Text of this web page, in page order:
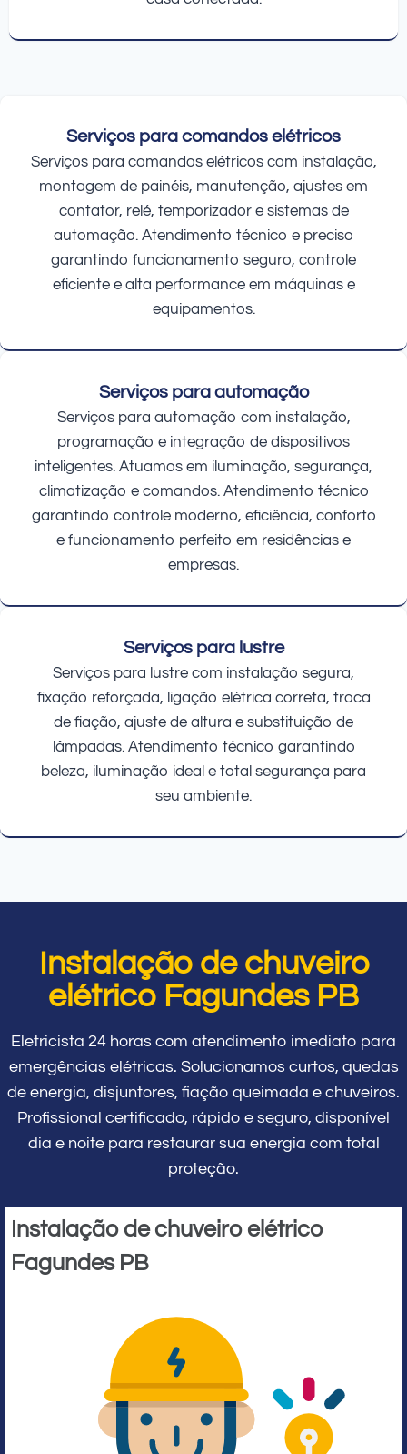
Serviços para comandos elétricos
Serviços para comandos elétricos com instalação,
montagem de painéis, manutenção, ajustes em
contator, relé, temporizador e sistemas de
automação. Atendimento técnico e preciso
garantindo funcionamento seguro, controle
eficiente e alta performance em máquinas e
equipamentos.
Serviços para automação
Serviços para automação com instalação,
programação e integração de dispositivos
inteligentes. Atuamos em iluminação, segurança,
climatização e comandos. Atendimento técnico
garantindo controle moderno, eficiência, conforto
e funcionamento perfeito em residências e
empresas.
Serviços para lustre
Serviços para lustre com instalação segura,
fixação reforçada, ligação elétrica correta, troca
de fiação, ajuste de altura e substituição de
lâmpadas. Atendimento técnico garantindo
beleza, iluminação ideal e total segurança para
seu ambiente.
Instalação de chuveiro
elétrico Fagundes PB
Eletricista 24 horas com atendimento imediato para
emergências elétricas. Solucionamos curtos, quedas
de energia, disjuntores, fiação queimada e chuveiros.
Profissional certificado, rápido e seguro, disponível
dia e noite para restaurar sua energia com total
proteção.
Instalação de chuveiro elétrico
Fagundes PB